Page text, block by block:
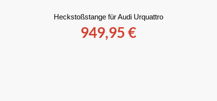
Heckstoßstange für Audi Urquattro
949,95€